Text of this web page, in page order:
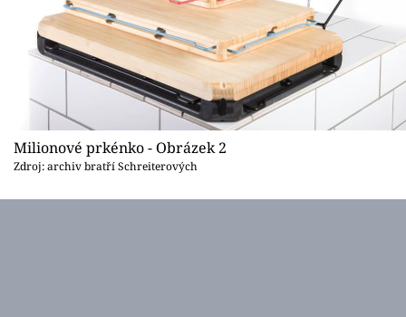
Sledujte nás
Milionové prkénko - Obrázek 2
Zdroj: archiv bratří Schreiterových